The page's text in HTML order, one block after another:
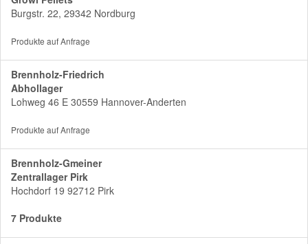
Burgstr. 22, 29342 Nordburg
Produkte auf Anfrage
Brennholz-Friedrich
Abhollager
Lohweg 46 E 30559 Hannover-Anderten
Produkte auf Anfrage
Brennholz-Gmeiner
Zentrallager Pirk
Hochdorf 19 92712 Pirk
7 Produkte